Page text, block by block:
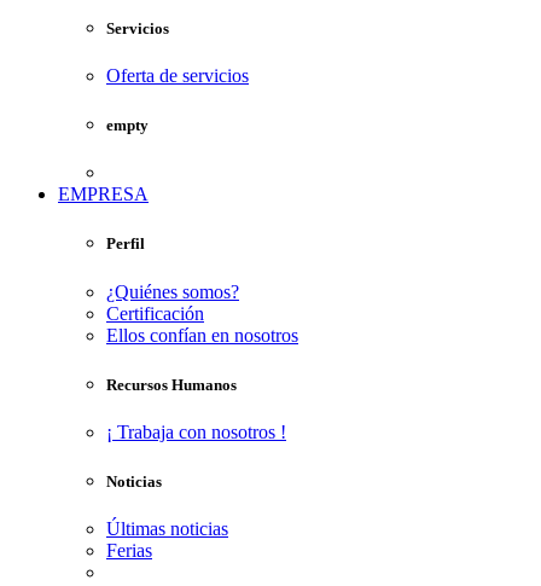
Servicios
Oferta de servicios
empty
EMPRESA
Perfil
¿Quiénes somos?
Certificación
Ellos confían en nosotros
Recursos Humanos
¡ Trabaja con nosotros !
Noticias
Últimas noticias
Ferias